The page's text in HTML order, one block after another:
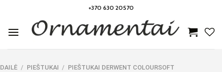
content
+370 630 20570
DAILĖ / PIEŠTUKAI / PIEŠTUKAI DERWENT COLOURSOFT